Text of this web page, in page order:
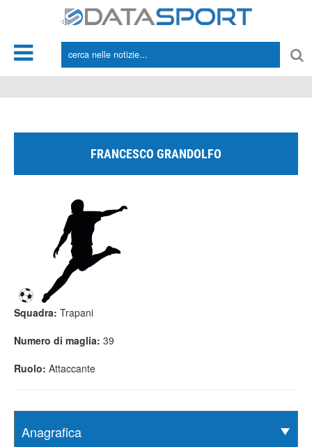
FRANCESCO GRANDOLFO
Squadra: Trapani
Numero di maglia: 39
Ruolo: Attaccante